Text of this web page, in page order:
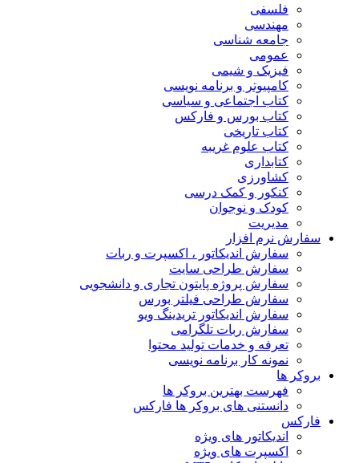
فلسفی
مهندسی
جامعه شناسی
عمومی
فیزیک و شیمی
کامپیوتر و برنامه نویسی
کتاب اجتماعی و سیاسی
کتاب بورس و فارکس
کتاب تاریخی
کتاب علوم غریبه
کتابداری
کشاورزی
کنکور و کمک‌ درسی
کودک و نوجوان
مدیریت
سفارش نرم افزار
سفارش اندیکاتور ، اکسپرت و ربات
سفارش طراحی سایت
سفارش پروژه پایتون تجاری و دانشجویی
سفارش طراحی فیلتر بورس
سفارش اندیکاتور تریدینگ ویو
سفارش ربات تلگرامی
تعرفه و خدمات تولید محتوا
نمونه کار برنامه نویسی
بروکر ها
فهرست بهترین بروکر ها
دانستنی های بروکر ها فارکس
فارکس
اندیکاتور های ویژه
اکسپرت های ویژه